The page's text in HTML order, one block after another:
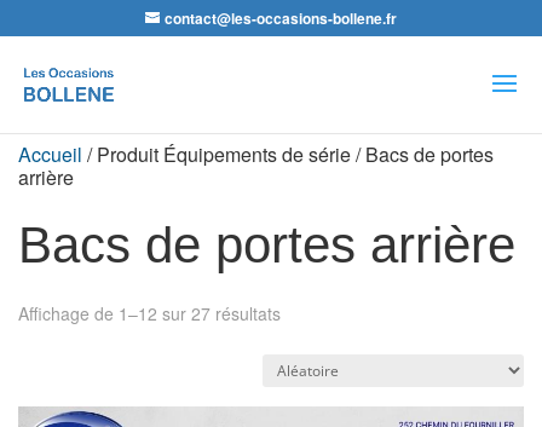
contact@les-occasions-bollene.fr
de
produits
Accueil / Produit Équipements de série / Bacs de portes
arrière
Bacs de portes arrière
Affichage de 1–12 sur 27 résultats